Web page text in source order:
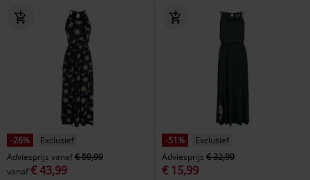
-26%
Exclusief
Adviesprijs vanaf€ 59,99
vanaf€ 43,99
-51%
Exclusief
Adviesprijs € 32,99
€ 15,99